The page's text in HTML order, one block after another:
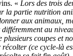
« Lors des trois
la partie nutrition
aux animaux,
au
coupes et
(ce cycle-là